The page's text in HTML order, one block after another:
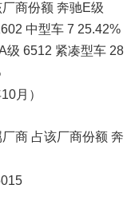
商份额 奔驰E级
中型车 7 25.42%
级 6512 紧凑型车 28
月）
商 占该厂商份额 奔